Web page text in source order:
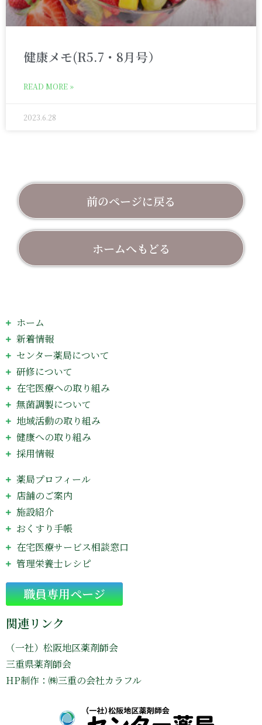
健康メモ(R5.7・8月号）
READ MORE »
2023.6.28
前のページに戻る
ホームへもどる
ホーム
新着情報
センター薬局について
研修について
在宅医療への取り組み
無菌調製について
地域活動の取り組み
健康への取り組み
採用情報
薬局プロフィール
店舗のご案内
施設紹介
おくすり手帳
在宅医療サービス相談窓口
管理栄養士レシピ
職員専用ページ
Go
関連リンク
（一社）松阪地区薬剤師会
三重県薬剤師会
HP制作：㈱三重の会社カラフル